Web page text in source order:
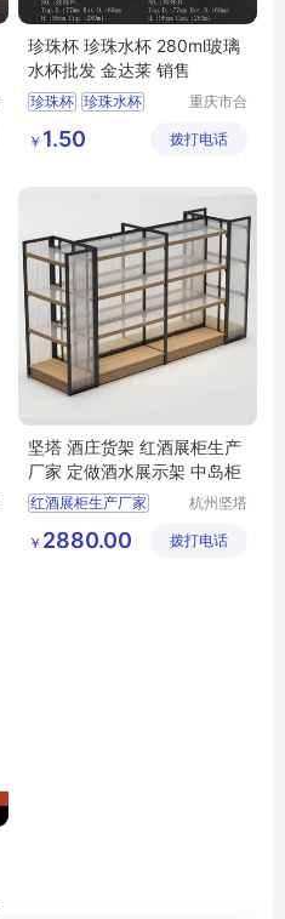
珍珠杯 珍珠水杯 280ml玻璃
水杯批发 金达莱 销售
珍珠杯 珍珠水杯
重庆市合
玻璃制品
￥ 1.50 拨打电话
坚塔 酒庄货架 红酒展柜生产
厂家 定做酒水展示架 中岛柜
红酒展柜生产厂家
酒庄货架
杭州坚塔
公司
￥ 2880.00 拨打电话